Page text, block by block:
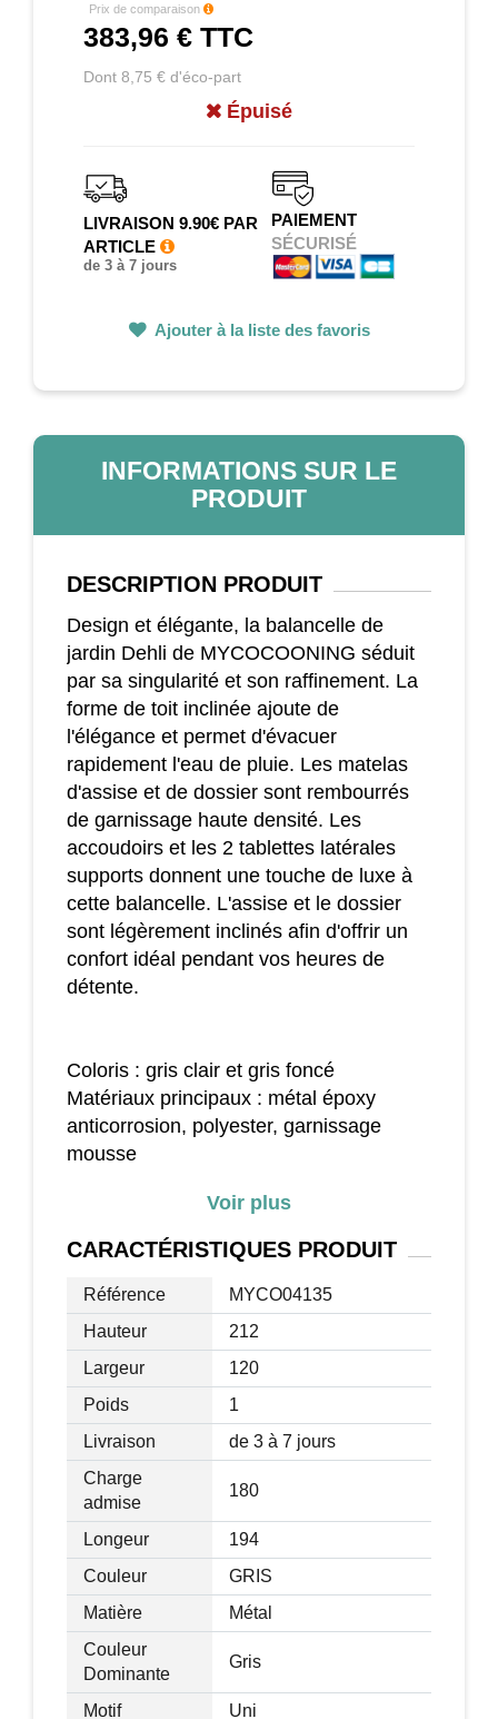
Prix de comparaison
383,96 € TTC
Dont 8,75 € d'éco-part
Épuisé
LIVRAISON 9.90€ PAR
ARTICLE
de 3 à 7 jours
PAIEMENT
SÉCURISÉ
Ajouter à la liste des favoris
INFORMATIONS SUR LE
PRODUIT
DESCRIPTION PRODUIT
Design et élégante, la balancelle de
jardin Dehli de MYCOCOONING séduit
par sa singularité et son raffinement. La
forme de toit inclinée ajoute de
l'élégance et permet d'évacuer
rapidement l'eau de pluie. Les matelas
d'assise et de dossier sont rembourrés
de garnissage haute densité. Les
accoudoirs et les 2 tablettes latérales
supports donnent une touche de luxe à
cette balancelle. L'assise et le dossier
sont légèrement inclinés afin d'offrir un
confort idéal pendant vos heures de
détente.
Coloris : gris clair et gris foncé
Matériaux principaux : métal époxy
anticorrosion, polyester, garnissage
mousse
Dim. assise : 114L x 48P x 55H cm
Dim. tablettes : 57L x 23,5l cm
Épaisseur matelas : 8 cm
Hauteur du dossier : 48 cm
Charge max. recommandée : 180 Kg
Livraison effectuée en 1 colis
Voir plus
CARACTÉRISTIQUES PRODUIT
Référence
MYCO04135
Hauteur
212
Largeur
120
Poids
1
Livraison
de 3 à 7 jours
Charge
admise
180
Longeur
194
Couleur
GRIS
Matière
Métal
Couleur
Dominante
Gris
Motif Uni